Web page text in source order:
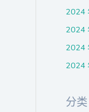
2024
2024
2024
2024
分类